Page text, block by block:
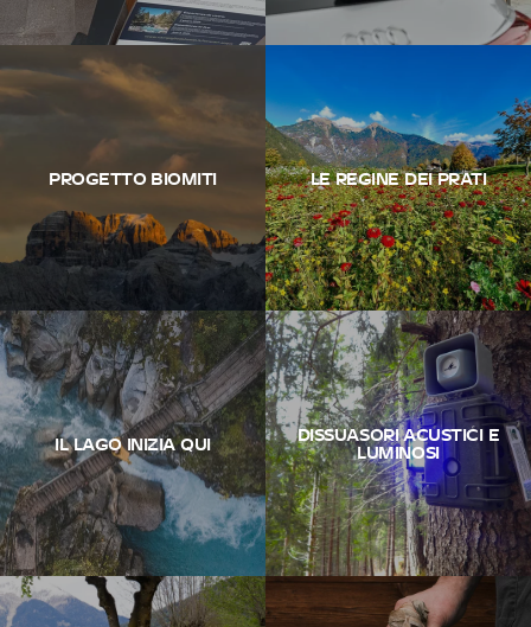
PROGETTO BIOMITI LE REGINE DEI PRATI
IL LAGO INIZIA QUI
DISSUASORI ACUSTICI E
LUMINOSI